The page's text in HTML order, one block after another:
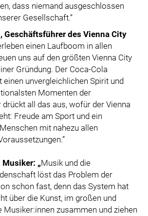
dass niemand ausgeschlossen
Gesellschaft.“
, Geschäftsführer des Vienna City
einen Laufboom in allen
uns auf den größten Vienna City
Gründung. Der Coca-Cola
einen unvergleichlichen Spirit und
Momenten der
drückt all das aus, wofür der Vienna
Freude am Sport und ein
mit nahezu allen
Musiker: „Musik und die
löst das Problem der
schon fast, denn das System hat
über die Kunst, im großen und
Musiker:innen zusammen und ziehen